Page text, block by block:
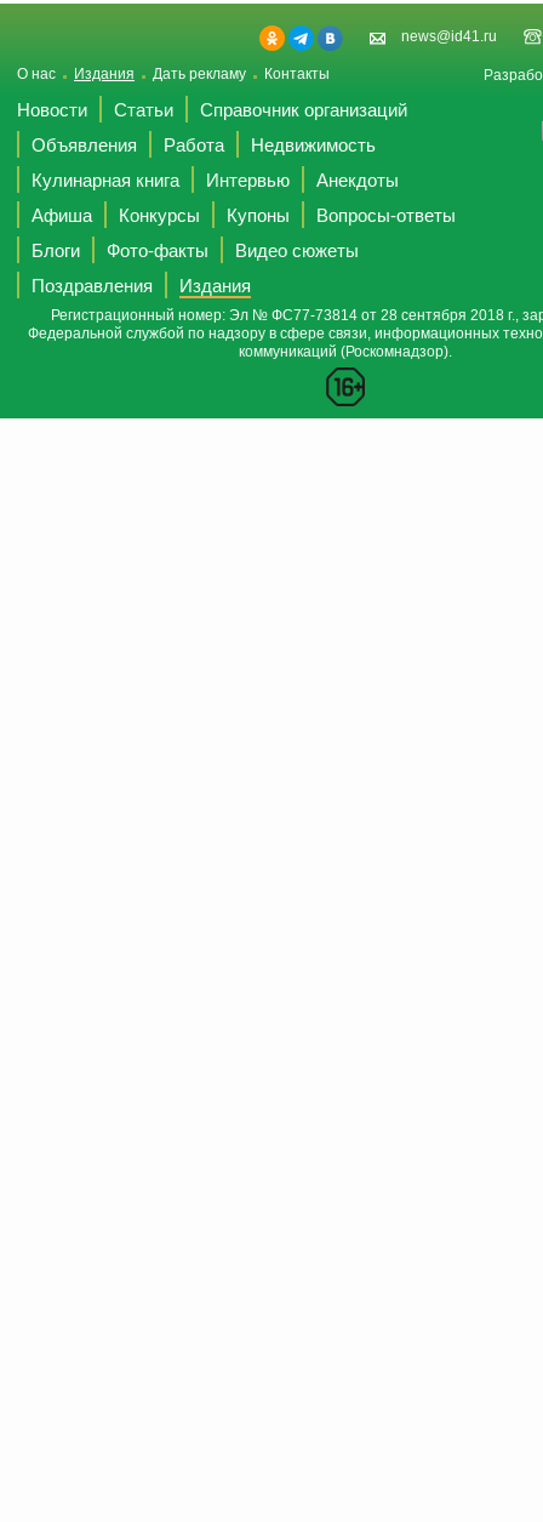
news@id41.ru
О нас Издания Дать рекламу Контакты
Новости Статьи
Справочник организаций
Объявления
Работа
Недвижимость
Кулинарная книга
Интервью
Анекдоты
Афиша
Конкурсы Купоны
Вопросы-ответы
Блоги
Фото-факты
Видео сюжеты
Поздравления
Издания
Регистрационный номер: Эл № ФС77-73814 от 28 сентября 2018 г.,
Федеральной службой по надзору в сфере связи, информационных
коммуникаций (Роскомнадзор).